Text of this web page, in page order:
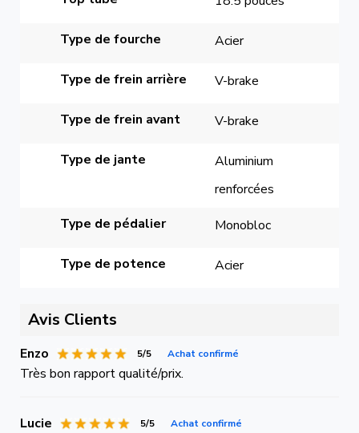
Type de fourche Acier
Type de frein arrière V-brake
Type de frein avant V-brake
Type de jante
Aluminium
renforcées
Type de pédalier
Monobloc
Type de potence Acier
Avis Clients
Enzo 5/5 Achat confirmé
Très bon rapport qualité/prix.
Lucie 5/5 Achat confirmé